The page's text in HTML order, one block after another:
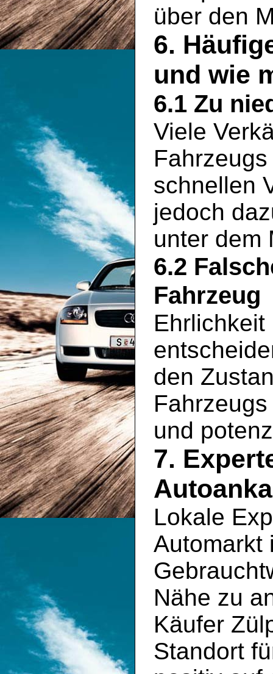
über den
6.
und wie
6.1 Zu
Viele
schnellen
jedoch
unter dem
6.2
Fahrzeug
Ehrlichkeit
den
und
7.
Lokale
Automarkt
Nähe zu
Käufer
Standort